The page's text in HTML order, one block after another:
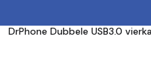
DrPhone Dubbele USB3.0